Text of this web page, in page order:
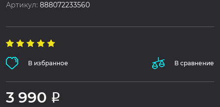
Артикул:888072233560
В избранное В сравнение
3 990 Р